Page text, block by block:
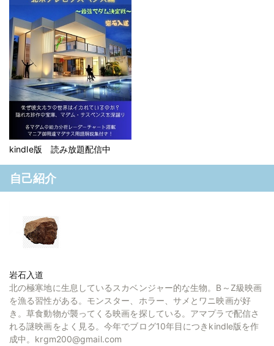
kindle版 読み放題配信中
自己紹介
岩石入道
北の極寒地に生息しているスカベンジャー的な生物。B～Z級映画
を漁る習性がある。モンスター、ホラー、サメとワニ映画が好
き。草食動物が襲ってくる映画を探している。アマプラで配信さ
れる謎映画をよく見る。今年でブログ10年目につきkindle版を作
成中。krgm200@gmail.com